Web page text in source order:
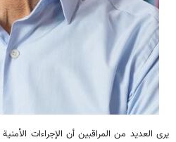
يرى العديد من المراقبين أن الإجراءات